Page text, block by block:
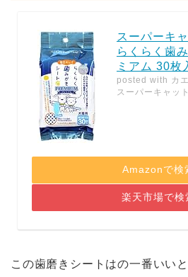
スーパーキ
らくらく歯
ミアム 30枚
posted with カ
スーパーキャット
Amazonで検
楽天市場で検
この歯磨きシートはの一番いい